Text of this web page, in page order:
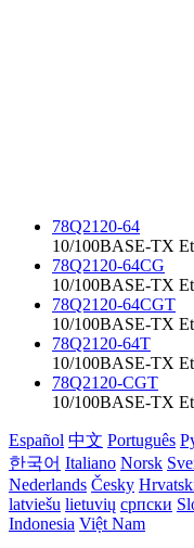
78Q2120-64
10/100BASE-TX
78Q2120-64CG
10/100BASE-TX
78Q2120-64CGT
10/100BASE-TX
78Q2120-64T
10/100BASE-TX
78Q2120-CGT
10/100BASE-TX
Español 中文 Português
한국어 Italiano Norsk
Nederlands Česky
latviešu lietuvių српски
Indonesia Việt Nam